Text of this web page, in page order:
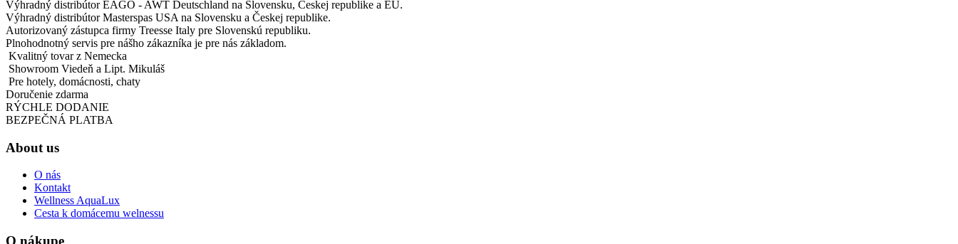
Výhradný distribútor EAGO - AWT Deutschland na Slovensku, Českej republike a EU.
Výhradný distribútor Masterspas USA na Slovensku a Českej republike.
Autorizovaný zástupca firmy Treesse Italy pre Slovenskú republiku.
Plnohodnotný servis pre nášho zákazníka je pre nás základom.
Kvalitný tovar z Nemecka
Showroom Viedeň a Lipt. Mikuláš
Pre hotely, domácnosti, chaty
Doručenie zdarma
RÝCHLE DODANIE
BEZPEČNÁ PLATBA
About us
O nás
Kontakt
Wellness AquaLux
Cesta k domácemu welnessu
O nákupe